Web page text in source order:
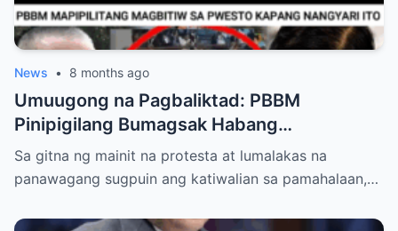
News • 8 months ago
Umuugong na Pagbaliktad: PBBM
Pinipigilang Bumagsak Habang
Mambabatas at Retired Generals
Humaharap at Kumakastigo sa Katiwalian
Sa gitna ng mainit na protesta at lumalakas na
panawagang sugpuin ang katiwalian sa pamahalaan,…